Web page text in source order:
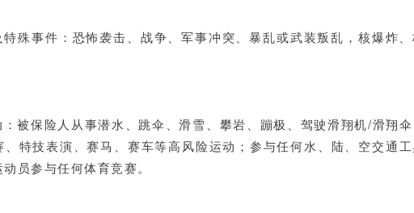
殊事件：恐怖袭击、战争、军事冲突、暴乱或武装叛乱，核爆炸
被保险人从事潜水、跳伞、滑雪、攀岩、蹦极、驾驶滑翔机/滑翔
、特技表演、赛马、赛车等高风险运动；参与任何水、陆、空交通工
员参与任何体育竞赛。